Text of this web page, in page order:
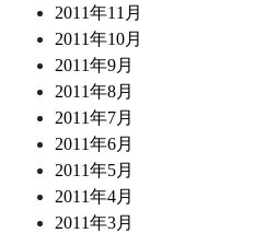
2011年11月
2011年10月
2011年9月
2011年8月
2011年7月
2011年6月
2011年5月
2011年4月
2011年3月